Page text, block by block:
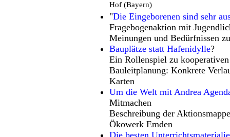
Hof (Bayern)
"Die Eingeborenen sind sehr
Fragebogenaktion mit
Meinungen und Bedürfnissen
Bauplätze statt Hafenidylle?
Ein Rollenspiel zu
Bauleitplanung: Konkrete
Karten
Um die Welt mit Andrea
Mitmachen
Beschreibung der
Ökowerk Emden
Die besten